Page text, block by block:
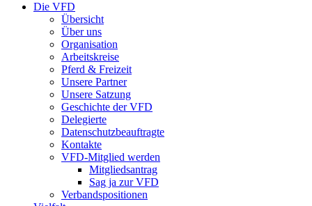
Die VFD
Übersicht
Über uns
Organisation
Arbeitskreise
Pferd & Freizeit
Unsere Partner
Unsere Satzung
Geschichte der VFD
Delegierte
Datenschutzbeauftragte
Kontakte
VFD-Mitglied werden
Mitgliedsantrag
Sag ja zur VFD
Verbandspositionen